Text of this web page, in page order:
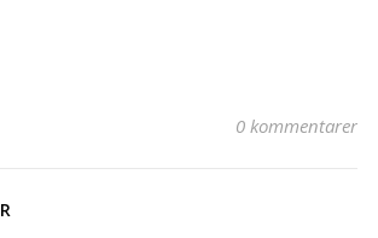
0 kommentarer